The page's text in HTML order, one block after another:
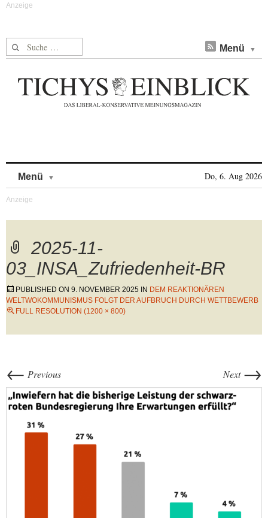
Suche nach: Menü
Menü Do, 6. Aug 2026
2025-11-
03_INSA_Zufriedenheit-BR
PUBLISHED ON 9. NOVEMBER 2025 IN DEM REAKTIONÄREN
WELTWOKOMMUNISMUS FOLGT DER AUFBRUCH DURCH WETTBEWERB
FULL RESOLUTION (1200 × 800)
← Previous Next →